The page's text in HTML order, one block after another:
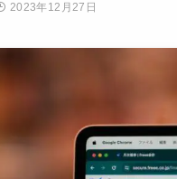
2023年12月27日